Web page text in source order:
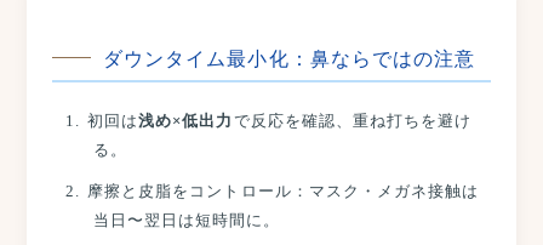
ダウンタイム最小化：鼻ならではの注意
初回は浅め×低出力 で反応を確認、重ね打ちを避け
る。
摩擦と皮脂をコントロール：マスク・メガネ接触は
当日〜翌日は短時間に。